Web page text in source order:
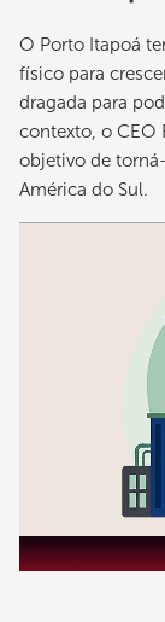
O Porto Itapoá
físico para
dragada para
contexto, o CEO
objetivo de
América do Sul.